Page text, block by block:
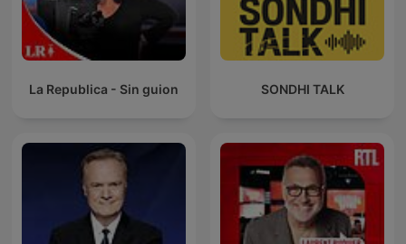
La Republica - Sin guion SONDHI TALK